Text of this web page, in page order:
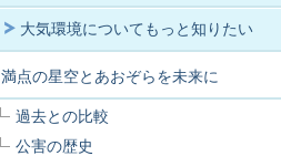
大気環境についてもっと知りたい
満点の星空とあおぞらを未来に
過去との比較
公害の歴史